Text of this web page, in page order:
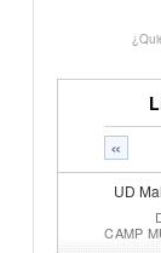
«
UD
CAMP